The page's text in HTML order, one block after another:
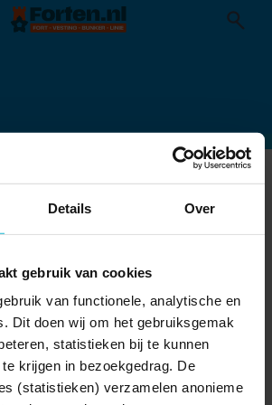
Details Over
gebruik van cookies
van functionele, analytische en
Dit doen wij om het gebruiksgemak
statistieken bij te kunnen
krijgen in bezoekgedrag. De
(statistieken) verzamelen anonieme
KIJKDUIN ACQUARIUM